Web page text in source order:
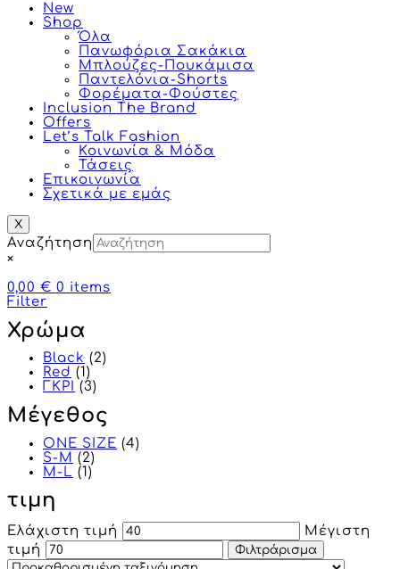
New
Shop
Όλα
Πανωφόρια Σακάκια
Μπλούζες-Πουκάμισα
Παντελόνια-Shorts
Φορέματα-Φούστες
Inclusion The Brand
Offers
Let’s Talk Fashion
Κοινωνία & Μόδα
Τάσεις
Επικοινωνία
Σχετικά με εμάς
X
Αναζήτηση
×
0,00 € 0 items
Filter
Χρώμα
Black (2)
Red (1)
ΓΚΡΙ (3)
Μέγεθος
ONE SIZE (4)
S-M (2)
M-L (1)
τιμη
Ελάχιστη τιμή
Μέγιστη
τιμή
Φιλτράρισμα